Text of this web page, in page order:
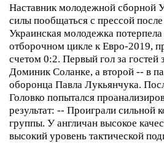
Наставник молодежной сборной
силы пообщаться с прессой
Украинская молодежка потерпела
отборочном цикле к Евро-2019,
счетом 0:2. Первый гол за гостей
Доминик Соланке, а второй -- в
оборонца Павла Лукьянчука.
Головко попытался
результат: -- Проиграли сильной
группы. У англичан высокое
высокий уровень тактической